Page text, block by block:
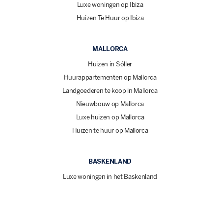
Luxe woningen op Ibiza
Huizen Te Huur op Ibiza
MALLORCA
Huizen in Sóller
Huurappartementen op Mallorca
Landgoederen te koop in Mallorca
Nieuwbouw op Mallorca
Luxe huizen op Mallorca
Huizen te huur op Mallorca
BASKENLAND
Luxe woningen in het Baskenland